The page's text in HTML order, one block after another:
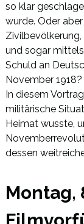
so klar
wurde. Oder
und sogar
Schuld an
November 1918?
In diesem
militärische
Heimat wusste,
dessen
Montag,